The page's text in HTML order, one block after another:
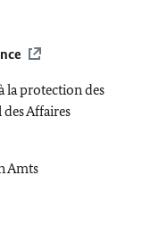
la protection des
Affaires
Amts